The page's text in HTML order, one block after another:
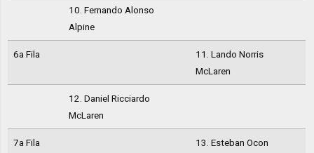
10. Fernando Alonso
Alpine
6a Fila
11. Lando Norris
McLaren
12. Daniel Ricciardo
McLaren
7a Fila
13. Esteban Ocon